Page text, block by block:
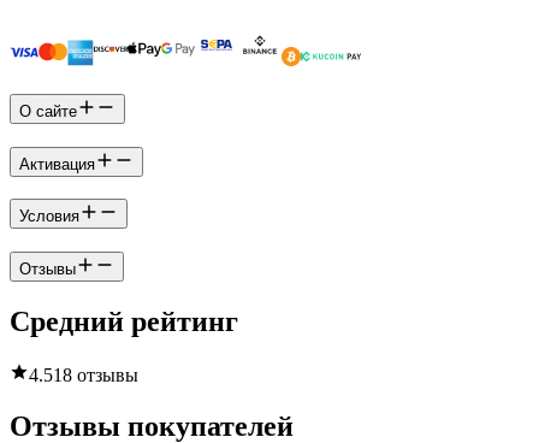
О сайте
Активация
Условия
Отзывы
Средний рейтинг
4.518 отзывы
Отзывы покупателей